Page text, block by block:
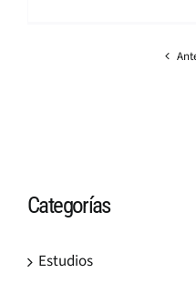
Categorías
Estudios